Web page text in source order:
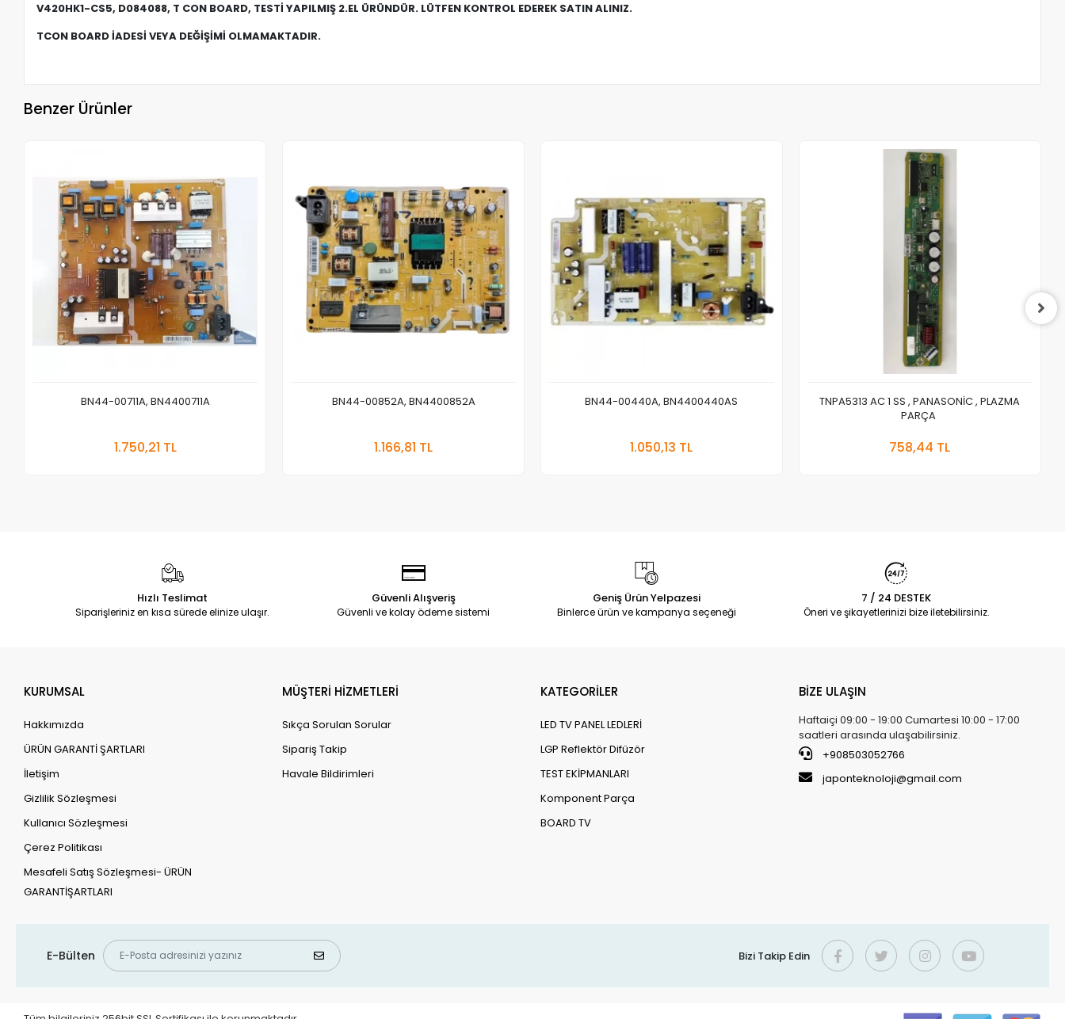
V420HK1-CS5, D084088, T CON BOARD, TESTİ YAPILMIŞ 2.EL ÜRÜNDÜR. LÜTFEN KONTROL EDEREK SATIN ALINIZ.
TCON BOARD İADESİ VEYA DEĞİŞİMİ OLMAMAKTADIR.
Benzer Ürünler
BN44-00711A, BN4400711A
1.750,21 TL
BN44-00852A, BN4400852A
1.166,81 TL
BN44-00440A, BN4400440AS
1.050,13 TL
TNPA5313 AC 1 SS , PANASONİC , PLAZMA
PARÇA
758,44 TL
Hızlı Teslimat
Siparişleriniz en kısa sürede elinize ulaşır.
Güvenli Alışveriş
Güvenli ve kolay ödeme sistemi
Geniş Ürün Yelpazesi
Binlerce ürün ve kampanya seçeneği
7 / 24 DESTEK
Öneri ve şikayetlerinizi bize iletebilirsiniz.
KURUMSAL
Hakkımızda
ÜRÜN GARANTİ ŞARTLARI
İletişim
Gizlilik Sözleşmesi
Kullanıcı Sözleşmesi
Çerez Politikası
Mesafeli Satış Sözleşmesi- ÜRÜN
GARANTİŞARTLARI
MÜŞTERİ HİZMETLERİ
Sıkça Sorulan Sorular
Sipariş Takip
Havale Bildirimleri
KATEGORİLER
LED TV PANEL LEDLERİ
LGP Reflektör Difüzör
TEST EKİPMANLARI
Komponent Parça
BOARD TV
BİZE ULAŞIN
Haftaiçi 09:00 - 19:00 Cumartesi 10:00 - 17:00
saatleri arasında ulaşabilirsiniz.
+908503052766
japonteknoloji@gmail.com
E-Bülten Bizi Takip Edin